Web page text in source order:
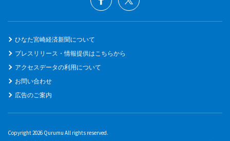
ひなた宮崎経済新聞について
プレスリリース・情報提供はこちらから
アクセスデータの利用について
お問い合わせ
広告のご案内
Copyright 2026 Qurumu All rights reserved.